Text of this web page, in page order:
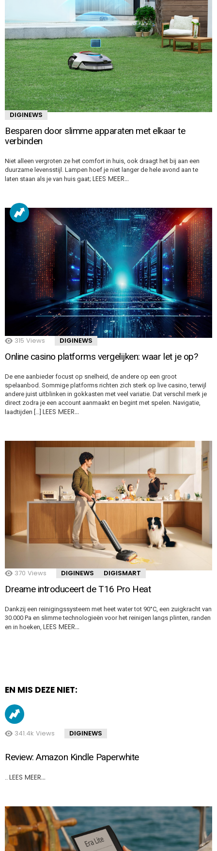
DIGINEWS
Besparen door slimme apparaten met elkaar te
verbinden
Niet alleen vergroten ze het comfort in huis, ook draagt het bij aan een
duurzame levensstijl. Lampen hoef je niet langer de hele avond aan te
laten staan als je van huis gaat; LEES MEER…
315 Views DIGINEWS
Online casino platforms vergelijken: waar let je op?
De ene aanbieder focust op snelheid, de andere op een groot
spelaanbod. Sommige platforms richten zich sterk op live casino, terwijl
andere juist uitblinken in gokkasten met veel variatie. Dat verschil merk je
direct zodra je een account aanmaakt en begint met spelen. Navigatie,
laadtijden […] LEES MEER…
370 Views DIGINEWS DIGISMART
Dreame introduceert de T16 Pro Heat
Dankzij een reinigingssysteem met heet water tot 90°C, een zuigkracht van
30.000 Pa en slimme technologieën voor het reinigen langs plinten, randen
en in hoeken, LEES MEER…
EN MIS DEZE NIET:
341.4k Views DIGINEWS
Review: Amazon Kindle Paperwhite
.. LEES MEER…